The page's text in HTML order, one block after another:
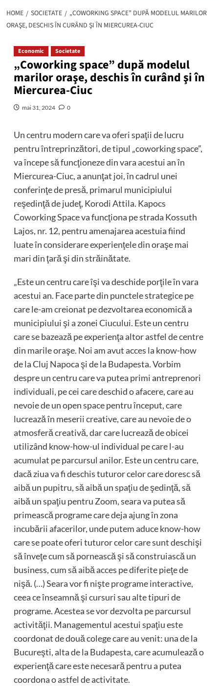
HOME SOCIETATE
„COWORKING SPACE” DUPĂ MODELUL MARILOR
ORAŞE, DESCHIS ÎN CURÂND ŞI ÎN MIERCUREA-CIUC
Economic Societate
„Coworking space” după modelul
marilor oraşe, deschis în curând şi în
Miercurea-Ciuc
mai 31, 2024 0
Un centru modern care va oferi spaţii de lucru
pentru întreprinzători, de tipul „coworking space”,
va începe să funcţioneze din vara acestui an în
Miercurea-Ciuc, a anunţat joi, în cadrul unei
conferinţe de presă, primarul municipiului
reşedinţă de judeţ, Korodi Attila. Kapocs
Coworking Space va funcţiona pe strada Kossuth
Lajos, nr. 12, pentru amenajarea acestuia fiind
luate în considerare experienţele din oraşe mai
mari din ţară şi din străinătate.
„Este un centru care îşi va deschide porţile în vara
acestui an. Face parte din punctele strategice pe
care le-am creionat pe dezvoltarea economică a
municipiului şi a zonei Ciucului. Este un centru
care se bazează pe experienţa altor astfel de centre
din marile oraşe. Noi am avut acces la know-how
de la Cluj Napoca şi de la Budapesta. Vorbim
despre un centru care va putea primi antreprenori
individuali, pe cei care deschid o afacere, care au
nevoie de un open space pentru început, care
lucrează în meserii creative, care au nevoie de o
atmosferă creativă, dar care lucrează de obicei
utilizând know-how-ul individual pe care l-au
acumulat pe parcursul anilor. Este un centru care,
dacă ziua va fi deschis tuturor celor care doresc să
aibă un pupitru, să aibă un spaţiu de şedinţă, să
aibă un spaţiu pentru Zoom, seara va putea să
primească programe care deja ajung în zona
incubării afacerilor, unde putem aduce know-how
care se poate oferi tuturor celor care sunt deschişi
să înveţe cum să pornească şi să construiască un
business, cum să aibă acces pe diferite pieţe de
nişă. (…) Seara vor fi nişte programe interactive,
ceea ce înseamnă şi cursuri sau alte tipuri de
programe. Acestea se vor dezvolta pe parcursul
activităţii. Managementul acestui spaţiu este
coordonat de două colege care au venit: una de la
Bucureşti, alta de la Budapesta, care acumulează o
experienţă care este necesară pentru a putea
coordona o astfel de activitate.